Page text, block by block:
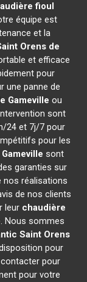
fioul
équipe est
et la
Orens de
et efficace
pour
une panne de
Gameville ou
sont
24 et 7j/7 pour
pour les
sont
garanties sur
nos réalisations
de nos clients
leur chaudière
. Nous sommes
Saint Orens
pour
pour
pour votre